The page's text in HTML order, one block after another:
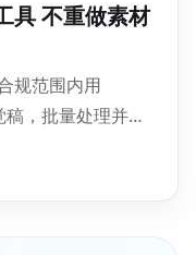
具 不重做素材
规范围内用
，批量处理并留